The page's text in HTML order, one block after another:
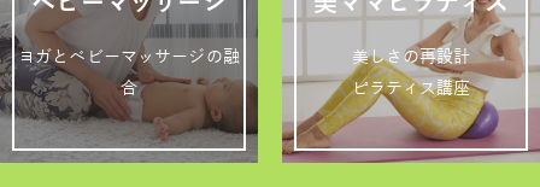
ヨガとベビーマッサージの融
合
美しさの再設計
ピラティス講座